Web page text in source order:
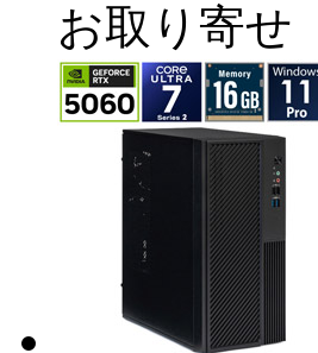
お取り寄せ